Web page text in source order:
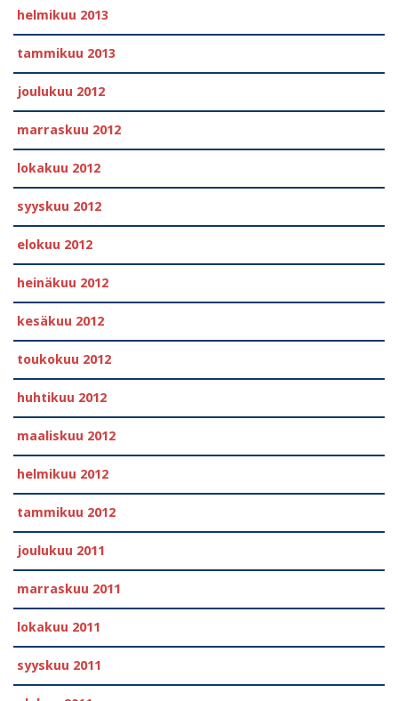
helmikuu 2013
tammikuu 2013
joulukuu 2012
marraskuu 2012
lokakuu 2012
syyskuu 2012
elokuu 2012
heinäkuu 2012
kesäkuu 2012
toukokuu 2012
huhtikuu 2012
maaliskuu 2012
helmikuu 2012
tammikuu 2012
joulukuu 2011
marraskuu 2011
lokakuu 2011
syyskuu 2011